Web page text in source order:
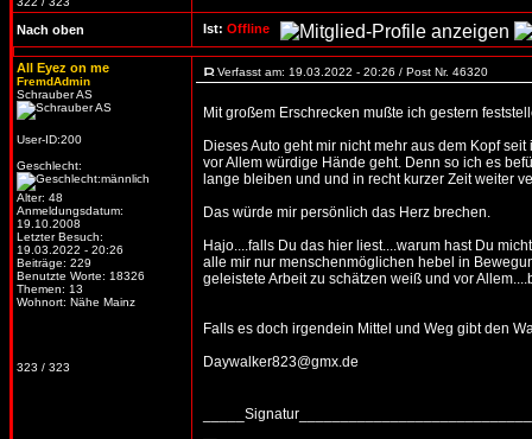
Nach oben Ist: Offline
All Eyez on me
FremdAdmin
Schrauber AS
User-ID:200
Geschlecht:
Alter: 48
Anmeldungsdatum:
19.10.2008
Letzter Besuch:
19.03.2022 - 20:26
Beiträge: 229
Benutzte Worte: 18326
Themen: 13
Wohnort: Nähe Mainz
323 / 323
Verfasst am: 19.03.2022 - 20:26 / Post Nr. 46320
Mit großem Erschrecken mußte ich gestern
Dieses Auto geht mir nicht mehr aus dem Kopf
vor Allem würdige Hände geht. Denn so ich es
lange bleiben und und in recht kurzer Zeit weiter
Das würde mir persönlich das Herz brechen.
Hajo....falls Du das hier liest....warum hast Du
alle mir nur menschenmöglichen hebel in
geleistete Arbeit zu schätzen weiß und vor
Falls es doch irgendein Mittel und Weg gibt den
Daywalker823@gmx.de